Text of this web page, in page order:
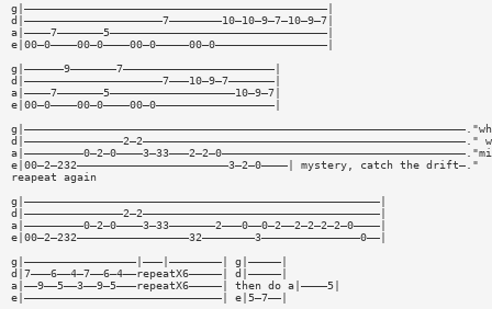
g|——————————————————————————————————————————————|
d|—————————————————————7————————10—10—9—7—10—9—7|
a|————7———————5—————————————————————————————————|
e|00—0————00—0————00—0—————00—0—————————————————|
g|——————9———————7———————————————————————|
d|—————————————————————7———10—9—7———————|
a|————7———————5———————————————————10—9—7|
e|00—0————00—0————00—0——————————————————|
e|00—2—232———————————————————————3—2—0————| mystery, catch the drift—."
reapeat again
g|——————————————————————————————————————————————————————|
d|———————————————2—2————————————————————————————————————|
a|—————————0—2—0————3—33———————2———0——0—2——2—2—2—2—0————|
e|00—2—232—————————————————32————————3———————————————0——|
g|—————————————————|———|————————| g|—————|
d|7———6——4—7——6—4——repeatX6—————| d|—————|
a|——9——5——3——9—5———repeatX6—————| then do a|————5|
e|——————————————————————————————| e|5—7——|